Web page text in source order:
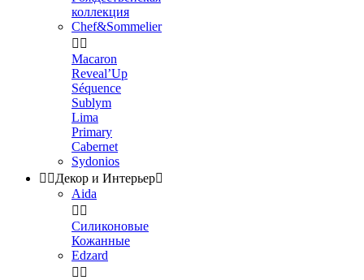
коллекция
Chef&Sommelier
 
Macaron
Reveal’Up
Séquence
Sublym
Lima
Primary
Cabernet
Sydonios
 Декор и Интерьер
Aida
 
Силиконовые
Кожанные
Edzard
 